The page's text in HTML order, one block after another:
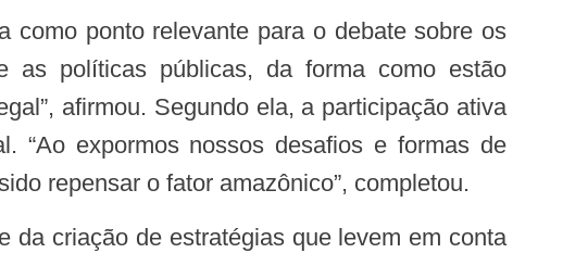
as políticas públicas, da forma como estão
afirmou. Segundo ela, a participação ativa
“Ao expormos nossos desafios e formas de
repensar o fator amazônico”, completou.